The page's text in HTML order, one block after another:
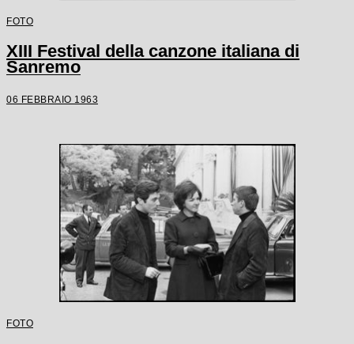
FOTO
XIII Festival della canzone italiana di
Sanremo
06 FEBBRAIO 1963
FOTO